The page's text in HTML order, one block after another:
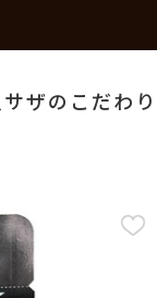
サザのこだわり